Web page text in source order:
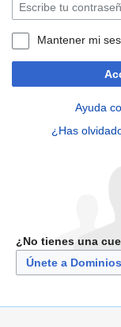
Mantener mi
Ayuda
¿Has
¿No tienes una
Únete a